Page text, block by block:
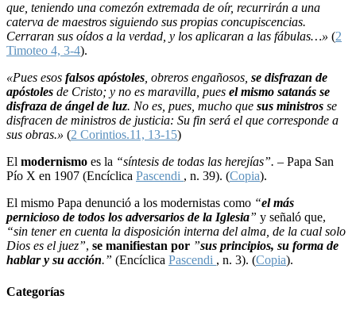
que, teniendo una comezón extremada de oír, recurrirán a una
caterva de maestros siguiendo sus propias concupiscencias.
Cerraran sus oídos a la verdad, y los aplicaran a las fábulas…» (2
Timoteo 4, 3-4).
«Pues esos falsos apóstoles , obreros engañosos, se disfrazan de
apóstoles de Cristo; y no es maravilla, pues el mismo satanás se
disfraza de ángel de luz. No es, pues, mucho que sus ministros se
disfracen de ministros de justicia: Su fin será el que corresponde a
sus obras.» (2 Corintios.11, 13-15)
El modernismo es la “síntesis de todas las herejías”. – Papa San
Pío X en 1907 (Encíclica Pascendi , n. 39). (Copia).
El mismo Papa denunció a los modernistas como “el más
pernicioso de todos los adversarios de la Iglesia” y señaló que,
“sin tener en cuenta la disposición interna del alma, de la cual solo
Dios es el juez”, se manifiestan por ”sus principios, su forma de
hablar y su acción.” (Encíclica Pascendi , n. 3). (Copia).
Categorías